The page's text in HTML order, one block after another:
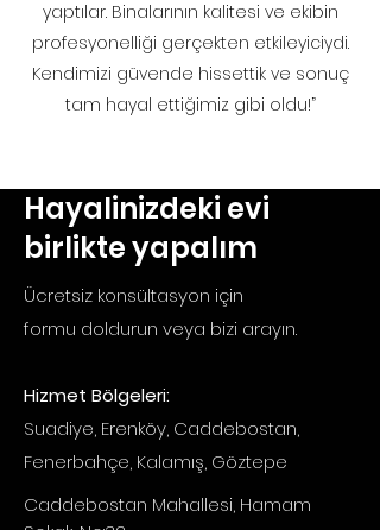
yaptılar. Binalarının kalitesi ve ekibin
profesyonelliği gerçekten etkileyiciydi.
Kendimizi güvende hissettik ve sonuç
tam hayal ettiğimiz gibi oldu!”
Hayalinizdeki evi
birlikte yapalım
Ücretsiz konsültasyon için
formu doldurun veya bizi arayın.
Hizmet Bölgeleri:
Suadiye, Erenköy, Caddebostan,
Fenerbahçe, Kalamış, Göztepe
Caddebostan Mahallesi, Hamam